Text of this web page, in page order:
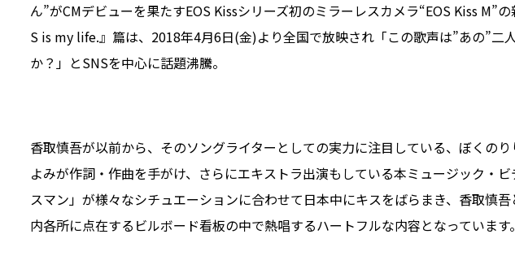
ん”がCMデビューを果たすEOS Kissシリーズ初のミラーレスカメラ“EOS Kiss M”
S is my life.』篇は、2018年4月6日(金)より全国で放映され「この歌声は”あの”二
か？」とSNSを中心に話題沸騰。
香取慎吾が以前から、そのソングライターとしての実力に注目している、ぼくのり
よみが作詞・作曲を手がけ、さらにエキストラ出演もしている本ミュージック・
スマン」が様々なシチュエーションに合わせて日本中にキスをばらまき、香取慎
内各所に点在するビルボード看板の中で熱唱するハートフルな内容となっています。